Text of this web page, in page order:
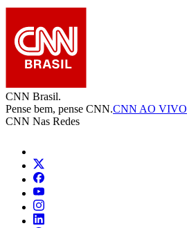
CNN Brasil.
Pense bem, pense CNN.CNN AO VIVO
CNN Nas Redes